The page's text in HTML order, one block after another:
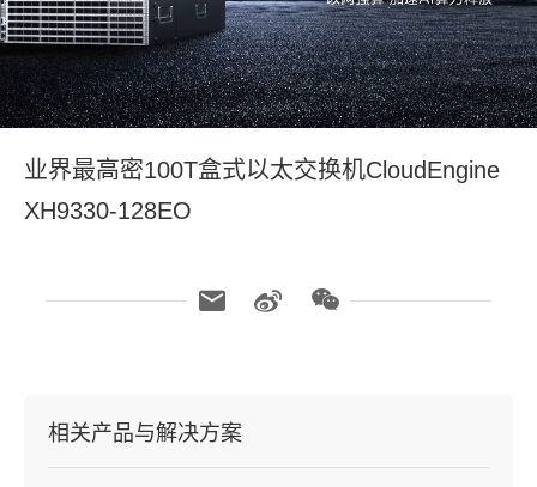
业界最高密100T盒式以太交换机CloudEngine
XH9330-128EO
相关产品与解决方案